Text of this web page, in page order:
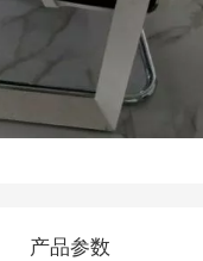
产品参数